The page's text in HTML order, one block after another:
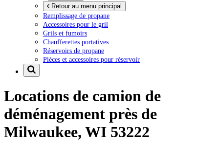
Retour au menu principal
Remplissage de propane
Accessoires pour le gril
Grils et fumoirs
Chaufferettes portatives
Réservoirs de propane
Pièces et accessoires pour réservoir
Locations de camion de
déménagement près de
Milwaukee, WI 53222